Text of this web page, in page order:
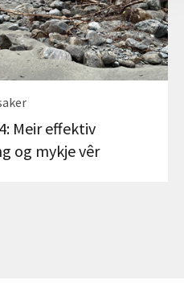
Meir effektiv
og mykje vêr